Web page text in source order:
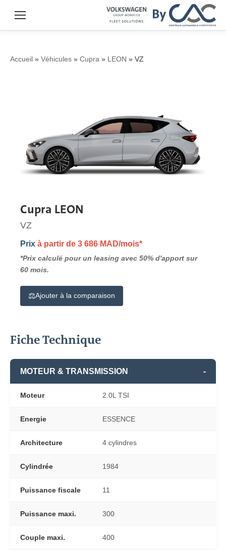
Accueil » Véhicules » Cupra » LEON » VZ
Cupra LEON
VZ
Prix à partir de 3 686 MAD/mois*
*Prix calculé pour un leasing avec 50% d'apport sur
60 mois.
⚖️Ajouter à la comparaison
Fiche Technique
MOTEUR & TRANSMISSION -
Moteur 2.0L TSI
Energie ESSENCE
Architecture 4 cylindres
Cylindrée 1984
Puissance fiscale 11
Puissance maxi. 300
Couple maxi. 400